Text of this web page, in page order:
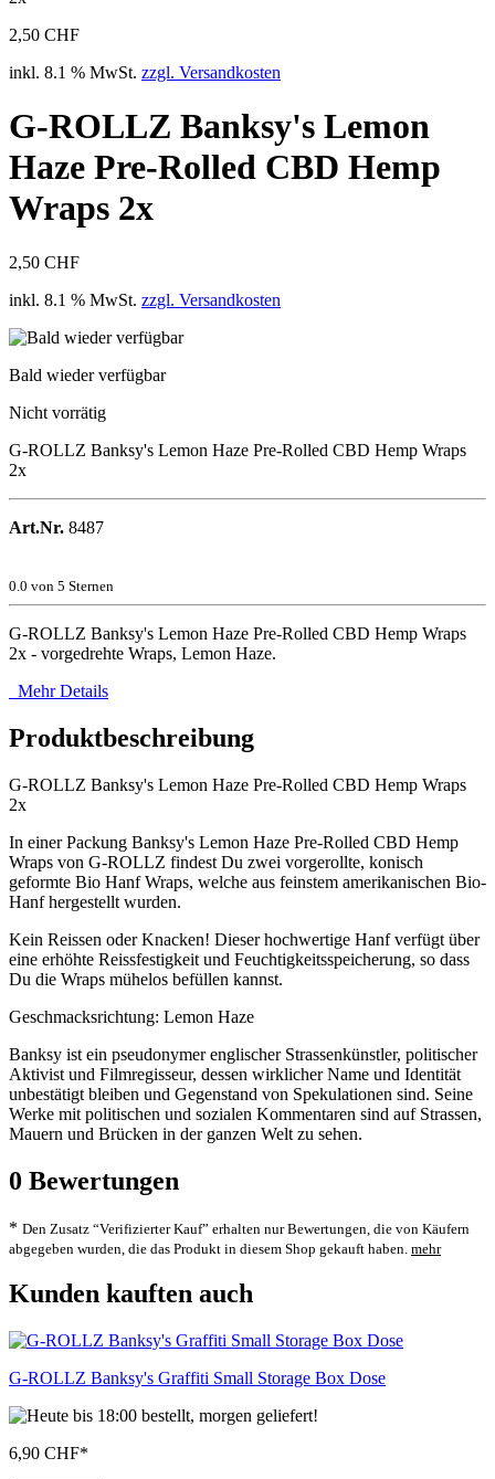
2,50 CHF
inkl. 8.1 % MwSt. zzgl. Versandkosten
G-ROLLZ Banksy's Lemon
Haze Pre-Rolled CBD Hemp
Wraps 2x
2,50 CHF
inkl. 8.1 % MwSt. zzgl. Versandkosten
Bald wieder verfügbar
Nicht vorrätig
G-ROLLZ Banksy's Lemon Haze Pre-Rolled CBD Hemp Wraps
2x
Art.Nr. 8487
0.0 von 5 Sternen
G-ROLLZ Banksy's Lemon Haze Pre-Rolled CBD Hemp Wraps
2x - vorgedrehte Wraps, Lemon Haze.
Mehr Details
Produktbeschreibung
G-ROLLZ Banksy's Lemon Haze Pre-Rolled CBD Hemp Wraps
2x
In einer Packung Banksy's Lemon Haze Pre-Rolled CBD Hemp
Wraps von G-ROLLZ findest Du zwei vorgerollte, konisch
geformte Bio Hanf Wraps, welche aus feinstem amerikanischen Bio-
Hanf hergestellt wurden.
Kein Reissen oder Knacken! Dieser hochwertige Hanf verfügt über
eine erhöhte Reissfestigkeit und Feuchtigkeitsspeicherung, so dass
Du die Wraps mühelos befüllen kannst.
Geschmacksrichtung: Lemon Haze
Banksy ist ein pseudonymer englischer Strassenkünstler, politischer
Aktivist und Filmregisseur, dessen wirklicher Name und Identität
unbestätigt bleiben und Gegenstand von Spekulationen sind. Seine
Werke mit politischen und sozialen Kommentaren sind auf Strassen,
Mauern und Brücken in der ganzen Welt zu sehen.
0 Bewertungen
* Den Zusatz “Verifizierter Kauf” erhalten nur Bewertungen, die von Käufern
abgegeben wurden, die das Produkt in diesem Shop gekauft haben. mehr
Kunden kauften auch
G-ROLLZ Banksy's Graffiti Small Storage Box Dose
6,90 CHF*